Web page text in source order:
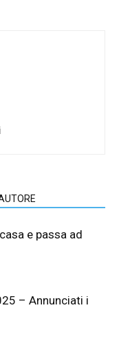
e passa ad
– Annunciati i